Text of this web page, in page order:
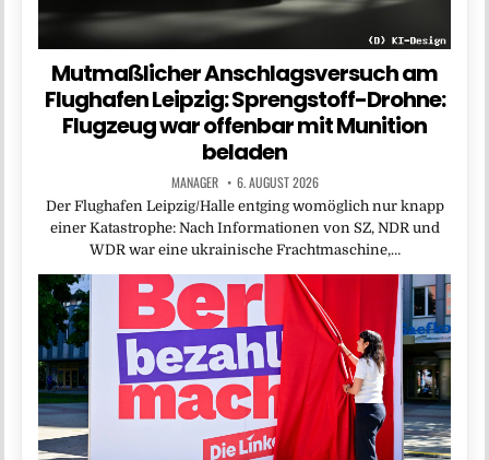
Mutmaßlicher Anschlagsversuch am
Flughafen Leipzig: Sprengstoff-Drohne:
Flugzeug war offenbar mit Munition
beladen
MANAGER 6. AUGUST 2026
Der Flughafen Leipzig/Halle entging womöglich nur knapp
einer Katastrophe: Nach Informationen von SZ, NDR und
WDR war eine ukrainische Frachtmaschine,…